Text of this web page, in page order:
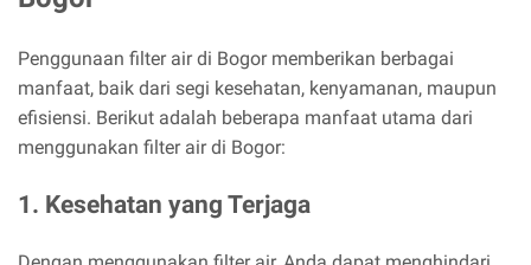
Penggunaan filter air di Bogor memberikan berbagai
manfaat, baik dari segi kesehatan, kenyamanan, maupun
efisiensi. Berikut adalah beberapa manfaat utama dari
menggunakan filter air di Bogor:
1. Kesehatan yang Terjaga